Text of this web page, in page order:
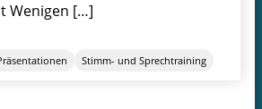
Wenigen […]
Stimm- und Sprechtraining